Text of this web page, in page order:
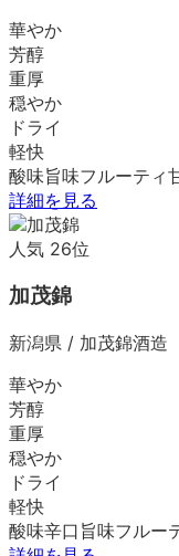
華やか
芳醇
重厚
穏やか
ドライ
軽快
酸味旨味フルーティ
詳細を見る
人気 26位
加茂錦
新潟県 / 加茂錦酒造
華やか
芳醇
重厚
穏やか
ドライ
軽快
酸味辛口 旨味フルー